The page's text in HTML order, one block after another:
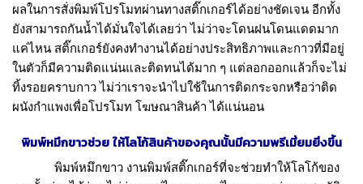
ผลในการสั่งพิมพ์โปรโมทผ่านทางสติ๊กเกอร์ได้อย่างชัดเจน อีกทั้ง
ยังสามารถกันน้ำได้มั่นใจได้เลยว่า ไม่ว่าจะโดนฝนโดนแดดมาก
แค่ไหน สติ๊กเกอร์ยังคงทำงานได้อย่างประสิทธิภาพและกาวที่มีอยู่
ในตัวก็มีความติดแน่นและติดทนได้มาก ๆ แต่ลอกออกแล้วก็จะไม่
ทิ้งรอยคราบกาว ไม่ว่าเราจะนำไปใช้ในการติดกระจกหรือว่าติด
ผนังกำแพงเพื่อโปรโมท โฆษณาสินค้า ได้แน่นอน
พิมพ์หมึกขาวช่วย ให้โลโก้สินค้าของคุณนั้นมีความพรีเมี่ยมยิ่งขึ้น
พิมพ์หมึกขาว งานพิมพ์สติ๊กเกอร์ที่จะช่วยทำให้โลโก้ของ